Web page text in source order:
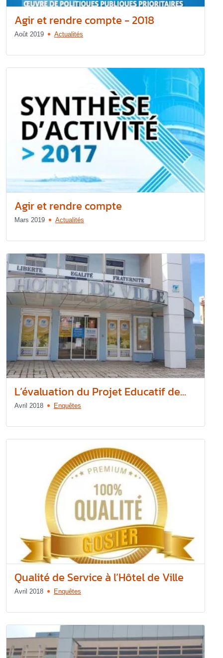
Agir et rendre compte - 2018
Août 2019 Actualités
Agir et rendre compte
Mars 2019 Actualités
L’évaluation du Projet Educatif de...
Avril 2018 Enquêtes
Qualité de Service à l’Hôtel de Ville
Avril 2018 Enquêtes